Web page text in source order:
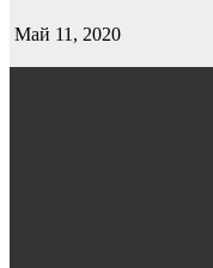
Май 11, 2020